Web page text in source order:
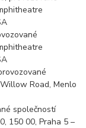
Road, Menlo
společností
150 00, Praha 5 –